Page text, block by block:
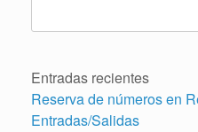
Entradas recientes
Reserva de números en
Entradas/Salidas